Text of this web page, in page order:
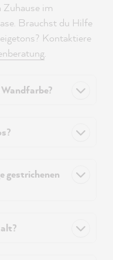
Zuhause im
Brauchst du Hilfe
Kontaktiere
.
gestrichenen